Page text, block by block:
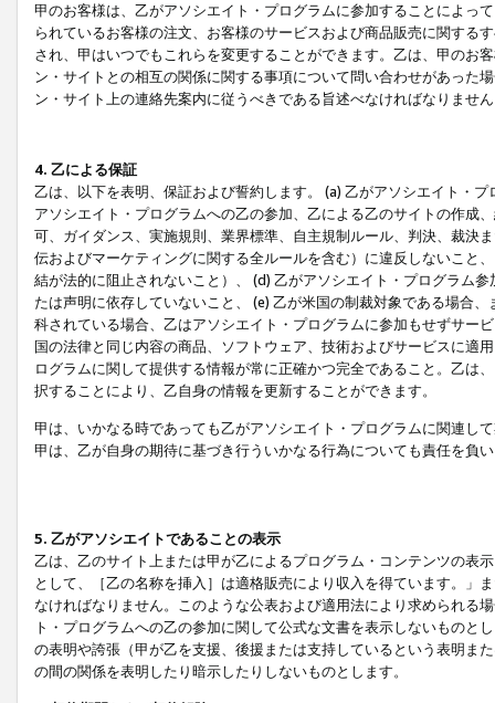
甲のお客様は、乙がアソシエイト・プログラムに参加することによっ
られているお客様の注文、お客様のサービスおよび商品販売に関する
され、甲はいつでもこれらを変更することができます。乙は、甲のお
ン・サイトとの相互の関係に関する事項について問い合わせがあった
ン・サイト上の連絡先案内に従うべきである旨述べなければなりませ
4. 乙による保証
乙は、以下を表明、保証および誓約します。 (a) 乙がアソシエイト・
アソシエイト・プログラムへの乙の参加、乙による乙のサイトの作成
可、ガイダンス、実施規則、業界標準、自主規制ルール、判決、裁決
伝およびマーケティングに関する全ルールを含む）に違反しないこと
結が法的に阻止されないこと）、 (d) 乙がアソシエイト・プログラム
たは声明に依存していないこと、 (e) 乙が米国の制裁対象である場合
科されている場合、乙はアソシエイト・プログラムに参加もせずサー
国の法律と同じ内容の商品、ソフトウェア、技術およびサービスに適
ログラムに関して提供する情報が常に正確かつ完全であること。乙は
択することにより、乙自身の情報を更新することができます。
甲は、いかなる時であっても乙がアソシエイト・プログラムに関連し
甲は、乙が自身の期待に基づき行ういかなる行為についても責任を負
5. 乙がアソシエイトであることの表示
乙は、乙のサイト上または甲が乙によるプログラム・コンテンツの表
として、［乙の名称を挿入］は適格販売により収入を得ています。」
なければなりません。このような公表および適用法により求められる
ト・プログラムへの乙の参加に関して公式な文書を表示しないもの
の表明や誇張（甲が乙を支援、後援または支持しているという表明ま
の間の関係を表明したり暗示したりしないものとします。